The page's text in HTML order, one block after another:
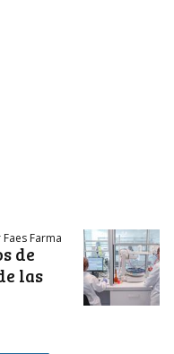
Farma
de
las